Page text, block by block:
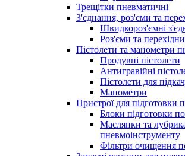
Трещітки пневматичні
З'єднання, роз'єми та
Швидкороз'ємні
Роз'єми та
Пістолети та манометри
Продувні пістолети
Антигравійні
Пістолети для
Манометри
Пристрої для підготовки
Блоки підготовки
Маслянки та
пневмоінструменту
Фільтри очищення